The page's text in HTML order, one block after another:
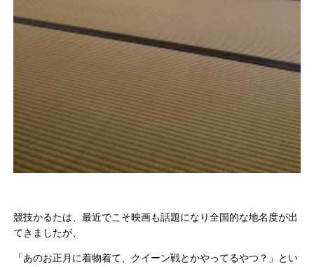
競技かるたは、最近でこそ映画も話題になり全国的な地名度が出
てきましたが、
「あのお正月に着物着て、クイーン戦とかやってるやつ？」とい